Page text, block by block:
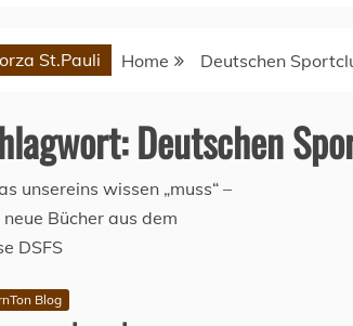
St.Pauli Home Deutschen
Deutschen
Blog